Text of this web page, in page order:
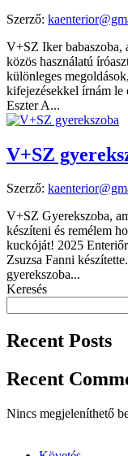
Szerző:
V+SZ Iker babaszoba,
közös használatú
különleges
kifejezésekkel írnám le
Eszter A...
V+SZ
Szerző:
V+SZ Gyerekszoba,
készíteni és remélem
kuckóját! 2025
Zsuzsa Fanni
gyerekszoba...
Keresés
Recent Posts
Recent
Nincs megjeleníthető